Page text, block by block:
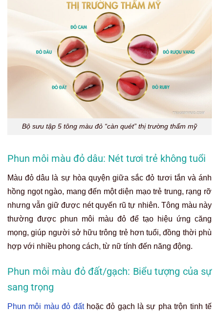
Bộ sưu tập 5 tông màu đỏ “càn quét” thị trường thẩm mỹ
Phun môi màu đỏ dâu: Nét tươi trẻ không tuổi
Màu đỏ dâu là sự hòa quyện giữa sắc đỏ tươi tắn và ánh
hồng ngọt ngào, mang đến một diện mạo trẻ trung, rạng rỡ
nhưng vẫn giữ được nét quyến rũ tự nhiên. Tông màu này
thường được phun môi màu đỏ để tạo hiệu ứng căng
mọng, giúp người sở hữu trông trẻ hơn tuổi, đồng thời phù
hợp với nhiều phong cách, từ nữ tính đến năng động.
Phun môi màu đỏ đất/gạch: Biểu tượng của sự
sang trọng
Phun môi màu đỏ đất hoặc đỏ gạch là sự pha trộn tinh tế